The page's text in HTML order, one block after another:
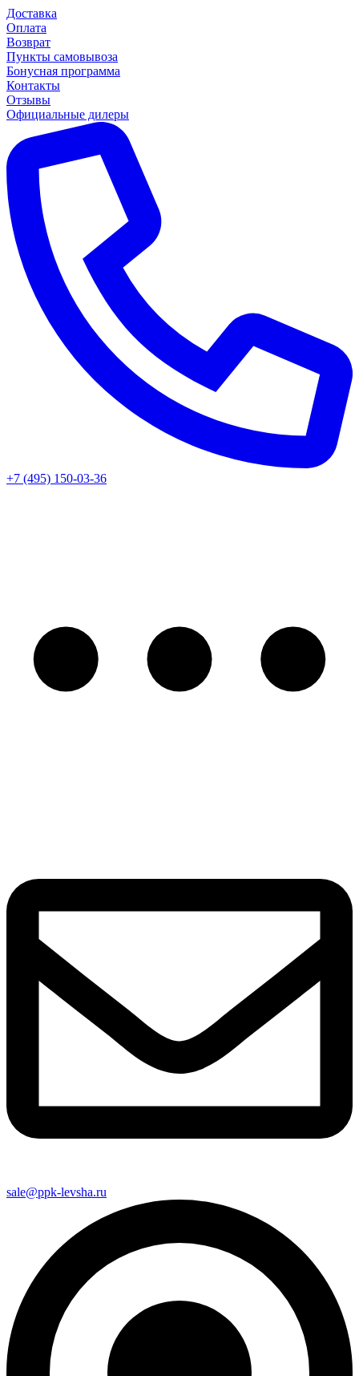
Доставка
Оплата
Возврат
Пункты самовывоза
Бонусная программа
Контакты
Отзывы
Официальные дилеры
+7 (495) 150-03-36
sale@ppk-levsha.ru